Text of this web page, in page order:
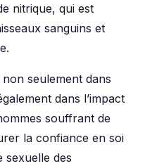
nitrique, qui est
sanguins et
non seulement dans
dans l’impact
souffrant de
la confiance en soi
sexuelle des